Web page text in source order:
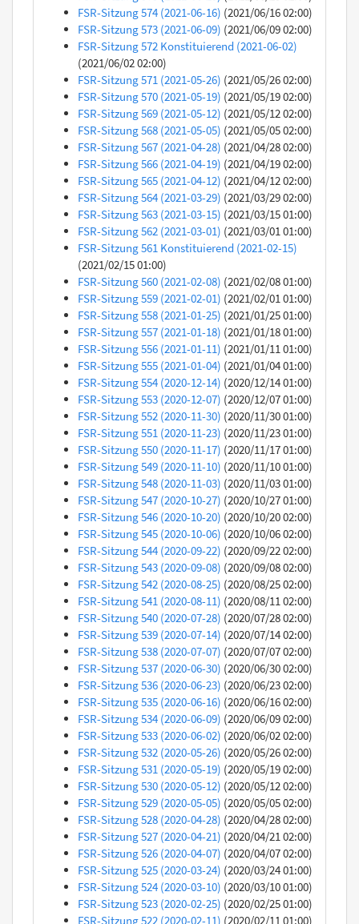
FSR-Sitzung 574 (2021-06-16) (2021/06/16 02:00)
FSR-Sitzung 573 (2021-06-09) (2021/06/09 02:00)
FSR-Sitzung 572 Konstituierend (2021-06-02)
(2021/06/02 02:00)
FSR-Sitzung 571 (2021-05-26) (2021/05/26 02:00)
FSR-Sitzung 570 (2021-05-19) (2021/05/19 02:00)
FSR-Sitzung 569 (2021-05-12) (2021/05/12 02:00)
FSR-Sitzung 568 (2021-05-05) (2021/05/05 02:00)
FSR-Sitzung 567 (2021-04-28) (2021/04/28 02:00)
FSR-Sitzung 566 (2021-04-19) (2021/04/19 02:00)
FSR-Sitzung 565 (2021-04-12) (2021/04/12 02:00)
FSR-Sitzung 564 (2021-03-29) (2021/03/29 02:00)
FSR-Sitzung 563 (2021-03-15) (2021/03/15 01:00)
FSR-Sitzung 562 (2021-03-01) (2021/03/01 01:00)
FSR-Sitzung 561 Konstituierend (2021-02-15)
(2021/02/15 01:00)
FSR-Sitzung 560 (2021-02-08) (2021/02/08 01:00)
FSR-Sitzung 559 (2021-02-01) (2021/02/01 01:00)
FSR-Sitzung 558 (2021-01-25) (2021/01/25 01:00)
FSR-Sitzung 557 (2021-01-18) (2021/01/18 01:00)
FSR-Sitzung 556 (2021-01-11) (2021/01/11 01:00)
FSR-Sitzung 555 (2021-01-04) (2021/01/04 01:00)
FSR-Sitzung 554 (2020-12-14) (2020/12/14 01:00)
FSR-Sitzung 553 (2020-12-07) (2020/12/07 01:00)
FSR-Sitzung 552 (2020-11-30) (2020/11/30 01:00)
FSR-Sitzung 551 (2020-11-23) (2020/11/23 01:00)
FSR-Sitzung 550 (2020-11-17) (2020/11/17 01:00)
FSR-Sitzung 549 (2020-11-10) (2020/11/10 01:00)
FSR-Sitzung 548 (2020-11-03) (2020/11/03 01:00)
FSR-Sitzung 547 (2020-10-27) (2020/10/27 01:00)
FSR-Sitzung 546 (2020-10-20) (2020/10/20 02:00)
FSR-Sitzung 545 (2020-10-06) (2020/10/06 02:00)
FSR-Sitzung 544 (2020-09-22) (2020/09/22 02:00)
FSR-Sitzung 543 (2020-09-08) (2020/09/08 02:00)
FSR-Sitzung 542 (2020-08-25) (2020/08/25 02:00)
FSR-Sitzung 541 (2020-08-11) (2020/08/11 02:00)
FSR-Sitzung 540 (2020-07-28) (2020/07/28 02:00)
FSR-Sitzung 539 (2020-07-14) (2020/07/14 02:00)
FSR-Sitzung 538 (2020-07-07) (2020/07/07 02:00)
FSR-Sitzung 537 (2020-06-30) (2020/06/30 02:00)
FSR-Sitzung 536 (2020-06-23) (2020/06/23 02:00)
FSR-Sitzung 535 (2020-06-16) (2020/06/16 02:00)
FSR-Sitzung 534 (2020-06-09) (2020/06/09 02:00)
FSR-Sitzung 533 (2020-06-02) (2020/06/02 02:00)
FSR-Sitzung 532 (2020-05-26) (2020/05/26 02:00)
FSR-Sitzung 531 (2020-05-19) (2020/05/19 02:00)
FSR-Sitzung 530 (2020-05-12) (2020/05/12 02:00)
FSR-Sitzung 529 (2020-05-05) (2020/05/05 02:00)
FSR-Sitzung 528 (2020-04-28) (2020/04/28 02:00)
FSR-Sitzung 527 (2020-04-21) (2020/04/21 02:00)
FSR-Sitzung 526 (2020-04-07) (2020/04/07 02:00)
FSR-Sitzung 525 (2020-03-24) (2020/03/24 01:00)
FSR-Sitzung 524 (2020-03-10) (2020/03/10 01:00)
FSR-Sitzung 523 (2020-02-25) (2020/02/25 01:00)
FSR-Sitzung 522 (2020-02-11) (2020/02/11 01:00)